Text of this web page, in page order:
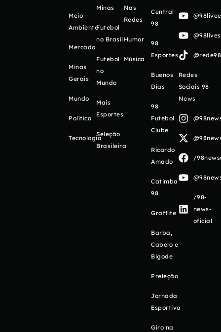
Meio
Ambiente
Mercado
Minas
Gerais
Mundo
Política
Tecnologia
Minas
Futebol
no Brasil
Futebol
no
Mundo
Mais
Esportes
Seleção
Brasileira
Nas
Redes
Humor
Música
Central
98
98
Esportes
Buenos
Días
98
Futebol
Clube
Ricardo
Amado
Catimba
98
Graffite
Barba,
Cabelo e
Bigode
Preleção
Jornada
Esportiva
Giro na
Redes
Sociais 98
News
/
/98-
news-
oficial